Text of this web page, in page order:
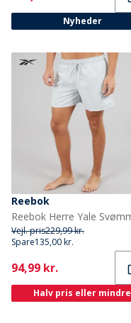
Nyheder
Reebok
Vejl. pris229,99 kr.
Spare135,00 kr.
Current
94,99 kr.
Halv pris eller mindre